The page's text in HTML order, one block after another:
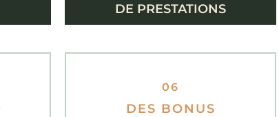
DE PRESTATIONS
06
DES BONUS